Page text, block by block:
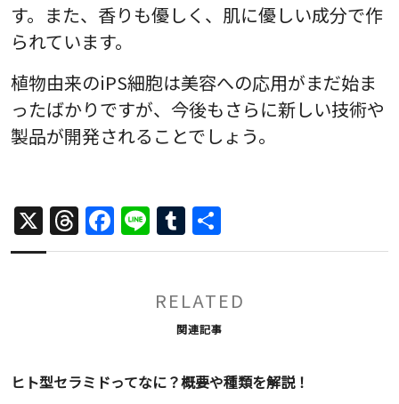
す。また、香りも優しく、肌に優しい成分で作
られています。
植物由来のiPS細胞は美容への応用がまだ始ま
ったばかりですが、今後もさらに新しい技術や
製品が開発されることでしょう。
X Threads
Facebook
LineTumblr
有
RELATED
関連記事
ヒト型セラミドってなに？概要や種類を解説！